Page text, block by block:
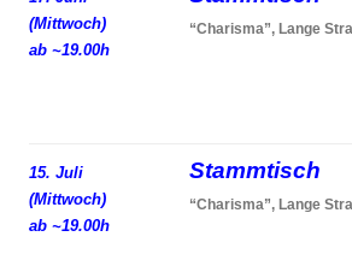
(Mittwoch)
ab ~19.00h
“Charisma”, Lange
15. Juli
(Mittwoch)
ab ~19.00h
Stammtisch
“Charisma”, Lange